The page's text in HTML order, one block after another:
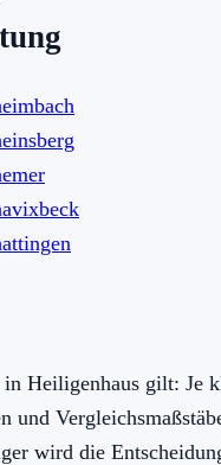
Heiligenhaus gilt: Je
und
wird die